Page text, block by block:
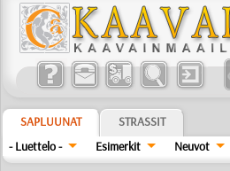
SAPLUUNAT
STRASSIT
- Luettelo -
Esimerkit Neuvot